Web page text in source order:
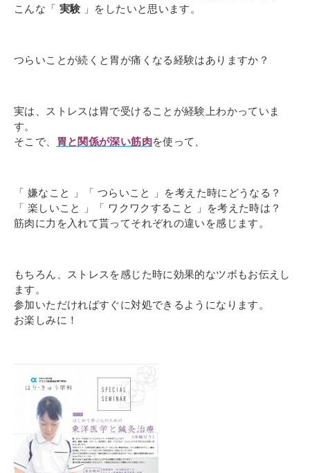
こんな「 実験 」をしたいと思います。
つらいことが続くと胃が痛くなる経験はありますか？
実は、ストレスは胃で受けることが経験上わかっていま
す。
そこで、
胃と関係が深い筋肉を使って、
「 嫌なこと 」「 つらいこと 」を考えた時にどうなる？
「 楽しいこと 」「 ワクワクすること 」を考えた時は？
筋肉に力を入れて貰ってそれぞれの違いを感じます。
もちろん、ストレスを感じた時に効果的なツボもお伝えし
ます。
参加いただければすぐに対処できるようになります。
お楽しみに！